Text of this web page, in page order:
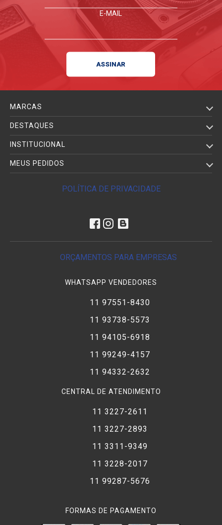
E-MAIL
MARCAS
DESTAQUES
INSTITUCIONAL
MEUS PEDIDOS
POLÍTICA DE PRIVACIDADE
ORÇAMENTOS PARA EMPRESAS
WHATSAPP VENDEDORES
11 97551-8430
11 93738-5573
11 94105-6918
11 99249-4157
11 94332-2632
CENTRAL DE ATENDIMENTO
11 3227-2611
11 3227-2893
11 3311-9349
11 3228-2017
11 99287-5676
FORMAS DE PAGAMENTO